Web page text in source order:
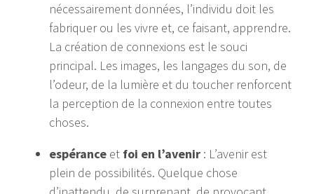
nécessairement données, l’individu doit les
fabriquer ou les vivre et, ce faisant, apprendre.
La création de connexions est le souci
principal. Les images, les langages du son, de
l’odeur, de la lumière et du toucher renforcent
la perception de la connexion entre toutes
choses.
espérance et foi en l’avenir : L’avenir est
plein de possibilités. Quelque chose